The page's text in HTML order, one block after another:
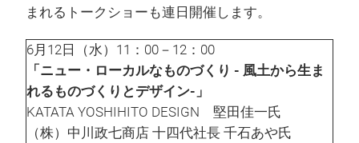
まれるトークショーも連日開催します。
6月12日（水）11：00－12：00
「ニュー・ローカルなものづくり - 風土から生ま
れるものづくりとデザイン-」
KATATA YOSHIHITO DESIGN 堅田佳一氏
（株）中川政七商店 十四代社長 千石あや氏